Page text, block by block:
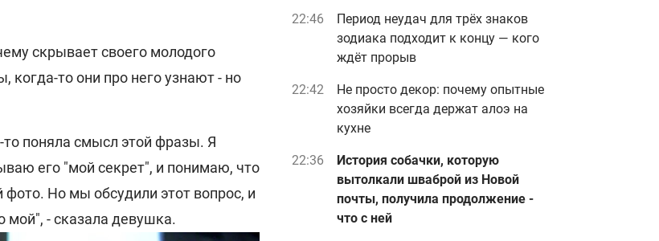
скрывает своего молодого
то они про него узнают - но
поняла смысл этой фразы. Я
его "мой секрет", и понимаю, что
Но мы обсудили этот вопрос, и
мой", - сказала девушка.
22:46
Период неудач для трёх знаков
зодиака подходит к концу — кого
ждёт прорыв
22:42
Не просто декор: почему опытные
хозяйки всегда держат алоэ на
кухне
22:36
История собачки, которую
вытолкали шваброй из Новой
почты, получила продолжение -
что с ней